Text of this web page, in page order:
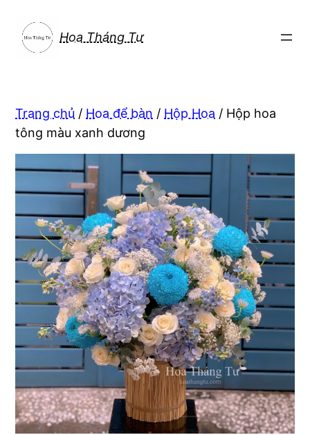
phần
Hoa Tháng Tư
Trang chủ / Hoa để bàn / Hộp Hoa / Hộp hoa
tông màu xanh dương